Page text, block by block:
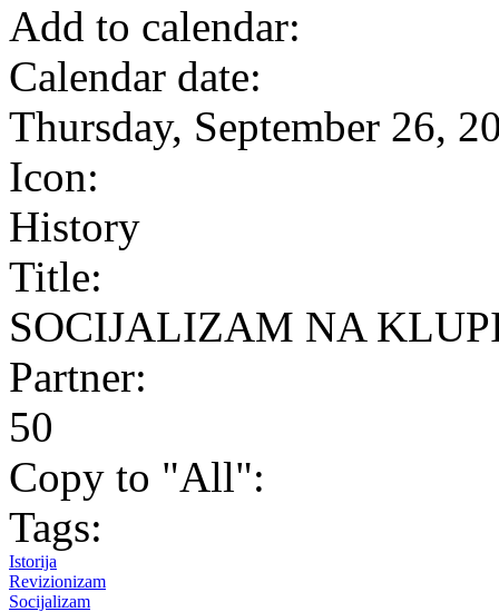
Add to calendar:
Calendar date:
Thursday, September 26,
Icon:
History
Title:
SOCIJALIZAM NA
Partner:
50
Copy to "All":
Tags:
Istorija
Revizionizam
Socijalizam